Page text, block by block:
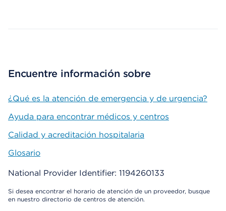
Encuentre información sobre
¿Qué es la atención de emergencia y de urgencia?
Ayuda para encontrar médicos y centros
Calidad y acreditación hospitalaria
Glosario
National Provider Identifier: 1194260133
Si desea encontrar el horario de atención de un proveedor, busque
en nuestro directorio de centros de atención.